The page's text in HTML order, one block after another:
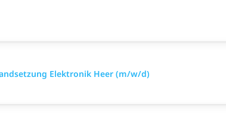
Elektronik Heer (m/w/d)